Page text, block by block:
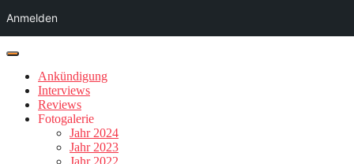
Anmelden
Ankündigung
Interviews
Reviews
Fotogalerie
Jahr 2024
Jahr 2023
Jahr 2022